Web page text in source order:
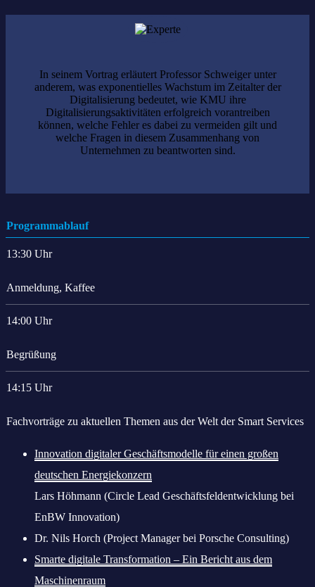
In seinem Vortrag erläutert Professor Schweiger unter
anderem, was exponentielles Wachstum im Zeitalter der
Digitalisierung bedeutet, wie KMU ihre
Digitalisierungsaktivitäten erfolgreich vorantreiben
können, welche Fehler es dabei zu vermeiden gilt und
welche Fragen in diesem Zusammenhang von
Unternehmen zu beantworten sind.
Programmablauf
13:30 Uhr
Anmeldung, Kaffee
14:00 Uhr
Begrüßung
14:15 Uhr
Fachvorträge zu aktuellen Themen aus der Welt der Smart Services
Innovation digitaler Geschäftsmodelle für einen großen
deutschen Energiekonzern
Lars Höhmann (Circle Lead Geschäftsfeldentwicklung bei
EnBW Innovation)
Dr. Nils Horch (Project Manager bei Porsche Consulting)
Smarte digitale Transformation – Ein Bericht aus dem
Maschinenraum